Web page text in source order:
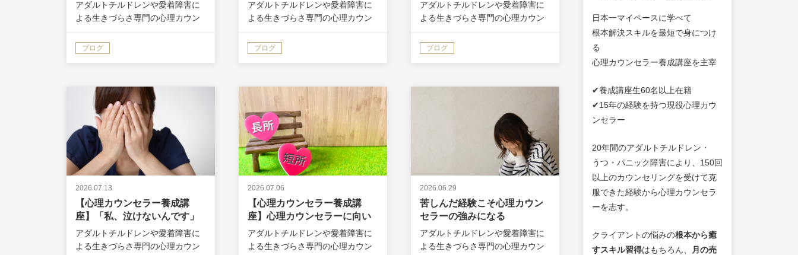
アダルトチルドレンや愛着障害に
よる生きづらさ専門の心理カウン
き）です。 20年間、うつ・パニッ
ク障害や人間関係の悩みを乗り越
ると思…
ブログ
アダルトチルドレンや愛着障害に
よる生きづらさ専門の心理カウン
き）です。 20年間、うつ・パニッ
ク障害や人間関係の悩みを乗り越
ないと…
ブログ
あきらめない理由
アダルトチルドレンや愛着障害に
よる生きづらさ専門の心理カウン
き）です。 20年間、うつ・パニッ
ク障害や人間関係の悩みを乗り越
ブログ
2026.07.13
【心理カウンセラー養成講
座】「私、泣けないんです」
その一言が、私の価値観を変
えました
アダルトチルドレンや愛着障害に
よる生きづらさ専門の心理カウン
2026.07.06
【心理カウンセラー養成講
座】心理カウンセラーに向い
ていない人の特徴3選
アダルトチルドレンや愛着障害に
よる生きづらさ専門の心理カウン
2026.06.29
苦しんだ経験こそ心理カウン
セラーの強みになる
アダルトチルドレンや愛着障害に
よる生きづらさ専門の心理カウン
日本一マイペースに学べて
根本解決スキルを最短で身につけ
る
心理カウンセラー養成講座を主宰
✔養成講座生60名以上在籍
✔15年の経験を持つ現役心理カウ
ンセラー
20年間のアダルトチルドレン・
うつ・パニック障害により、150回
以上のカウンセリングを受けて克
服できた経験から心理カウンセラ
ーを志す。
クライアントの悩みの根本から癒
すスキル習得はもちろん、
月の売